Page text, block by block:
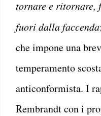
tornare e ritornare,
fuori dalla faccenda
che impone una
temperamento
anticonformista. I
Rembrandt con i